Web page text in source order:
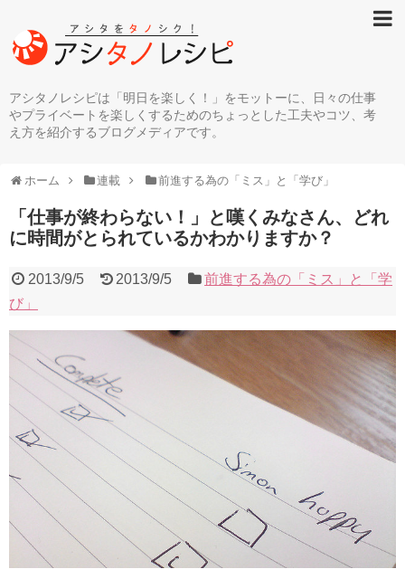
アシタノレシピは「明日を楽しく！」をモットーに、日々の仕事
やプライベートを楽しくするためのちょっとした工夫やコツ、考
え方を紹介するブログメディアです。
ホーム 連載 前進する為の「ミス」と「学び」
「仕事が終わらない！」と嘆くみなさん、どれ
に時間がとられているかわかりますか？
2013/9/5 2013/9/5
前進する為の「ミス」と「学
び」